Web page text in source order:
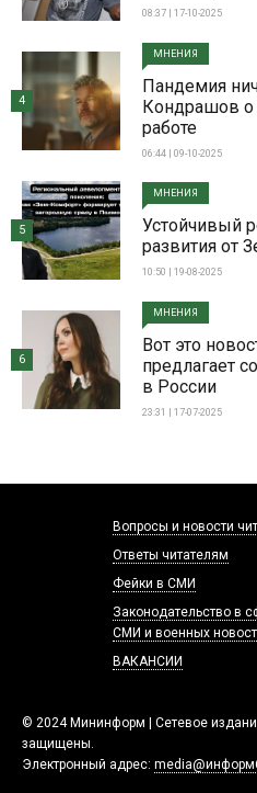
08:37 | 17-10-2025
МНЕНИЯ
Пандемия
Кондрашов о
работе
06:44 | 09-10-2025
4
МНЕНИЯ
Устойчивый
развития от
10:50 | 19-08-2025
5
МНЕНИЯ
Вот это
предлагает
в России
23:31 | 17-07-2025
6
© 2024 Мининформ | Сетевое
защищены.
Электронный адрес:
Вопросы и новости
Ответы читателям
Фейки в СМИ
Законодательство в
СМИ и военных
ВАКАНСИИ